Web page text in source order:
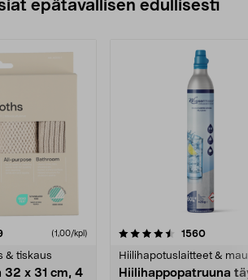
epätavallisen edullisesti
arvostelut (1,00/kpl)
& tiskaus
32 x 31 cm, 4
1560
Hiilihapotuslaitteet &
Hiilihappopatruuna
4.5viidestä